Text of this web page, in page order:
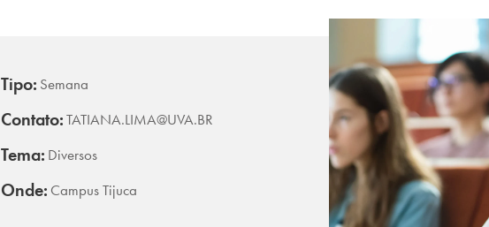
Tipo: Semana
Contato:TATIANA.LIMA@UVA.BR
Tema: Diversos
Onde: Campus Tijuca